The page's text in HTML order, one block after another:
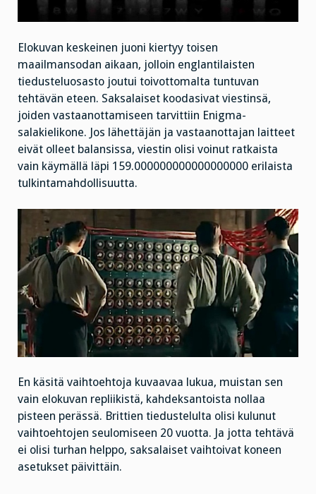
Elokuvan keskeinen juoni kiertyy toisen
maailmansodan aikaan, jolloin englantilaisten
tiedusteluosasto joutui toivottomalta tuntuvan
tehtävän eteen. Saksalaiset koodasivat viestinsä,
joiden vastaanottamiseen tarvittiin Enigma-
salakielikone. Jos lähettäjän ja vastaanottajan laitteet
eivät olleet balansissa, viestin olisi voinut ratkaista
vain käymällä läpi 159.000000000000000000 erilaista
tulkintamahdollisuutta.
En käsitä vaihtoehtoja kuvaavaa lukua, muistan sen
vain elokuvan repliikistä, kahdeksantoista nollaa
pisteen perässä. Brittien tiedustelulta olisi kulunut
vaihtoehtojen seulomiseen 20 vuotta. Ja jotta tehtävä
ei olisi turhan helppo, saksalaiset vaihtoivat koneen
asetukset päivittäin.